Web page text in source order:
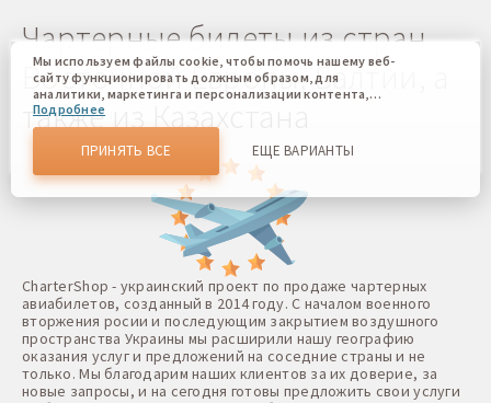
Чартерные билеты из стран
Восточной Европы, Балтии, а
также из Казахстана
CharterShop - украинский проект по продаже чартерных
авиабилетов, созданный в 2014 году. С началом военного
вторжения росии и последующим закрытием воздушного
пространства Украины мы расширили нашу географию
оказания услуг и предложений на соседние страны и не
только. Мы благодарим наших клиентов за их доверие, за
новые запросы, и на сегодня готовы предложить свои услуги
Мы используем файлы cookie, чтобы помочь нашему веб-
сайту функционировать должным образом, для
аналитики, маркетинга и персонализации контента,
который вы видите. Файлы cookies позволяют нам
отличать Вас от других пользователей нашего веб-сайта.
Соглашаясь, вы соглашаетесь на использование всех этих
файлов cookie. Вы можете обновить свои предпочтения,
нажав кнопку настроек файлов cookie, или в любое
время, перейдя к нашей политике использования файлов
Подробнее
ПРИНЯТЬ ВСЕ ЕЩЕ ВАРИАНТЫ